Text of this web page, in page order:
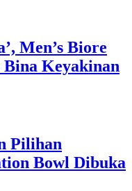
Men’s Biore
Keyakinan
Pilihan
Bowl Dibuka